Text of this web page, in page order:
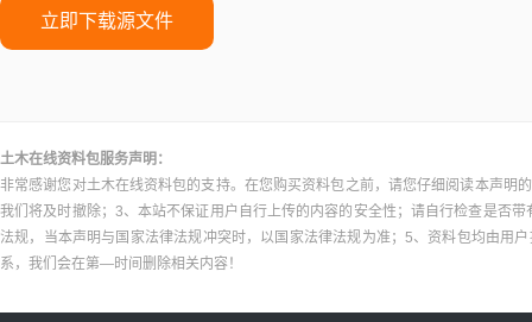
急管理、水利监测等场景的无人机项目规划、方案选型、作业
施与行业研究提供全流程技术参考与标杆案例支撑。
立即下载源文件
土木在线资料包服务声明：
非常感谢您对土木在线资料包的支持。在您购买资料包之前，请您仔细阅读本声
我们将及时撤除；3、本站不保证用户自行上传的内容的安全性；请自行检查是否
法规，当本声明与国家法律法规冲突时，以国家法律法规为准；5、资料包均由用
系，我们会在第—时间删除相关内容！